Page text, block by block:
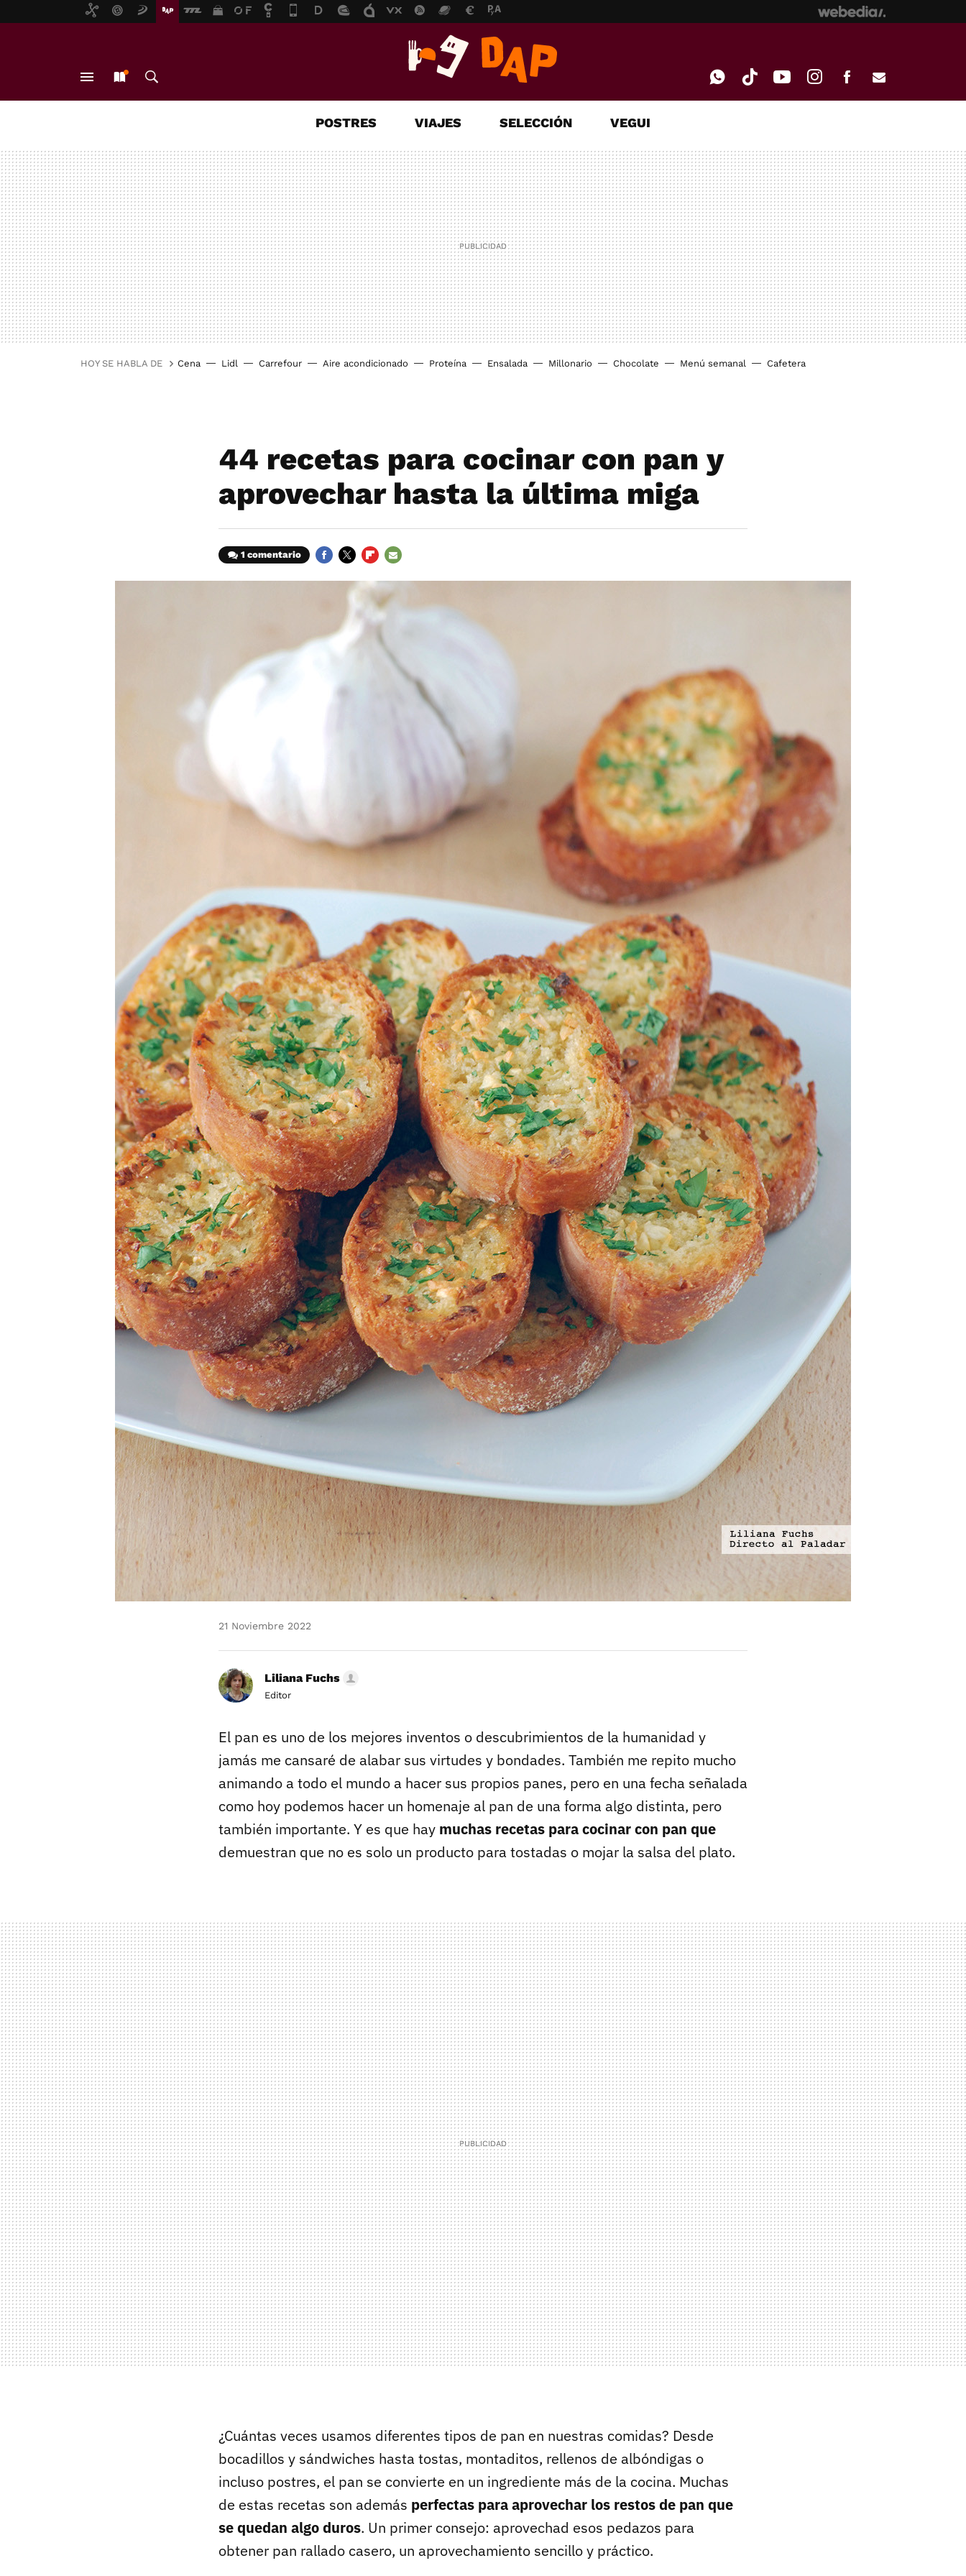
MAIL
POSTRES VIAJES SELECCIÓN VEGUI
HOY SE HABLA DE Cena Lidl Carrefour Aire acondicionado Proteína Ensalada Millonario Chocolate Menú semanal Cafetera
44 recetas para cocinar con pan y
aprovechar hasta la última miga
1 comentario
MAIL
21 Noviembre 2022
Liliana Fuchs
Editor
El pan es uno de los mejores inventos o descubrimientos de la humanidad y
jamás me cansaré de alabar sus virtudes y bondades. También me repito mucho
animando a todo el mundo a hacer sus propios panes, pero en una fecha señalada
como hoy podemos hacer un homenaje al pan de una forma algo distinta, pero
también importante. Y es que hay muchas recetas para cocinar con pan que
demuestran que no es solo un producto para tostadas o mojar la salsa del plato.
¿Cuántas veces usamos diferentes tipos de pan en nuestras comidas? Desde
bocadillos y sándwiches hasta tostas, montaditos, rellenos de albóndigas o
incluso postres, el pan se convierte en un ingrediente más de la cocina. Muchas
de estas recetas son además perfectas para aprovechar los restos de pan que
se quedan algo duros. Un primer consejo: aprovechad esos pedazos para
obtener pan rallado casero, un aprovechamiento sencillo y práctico.